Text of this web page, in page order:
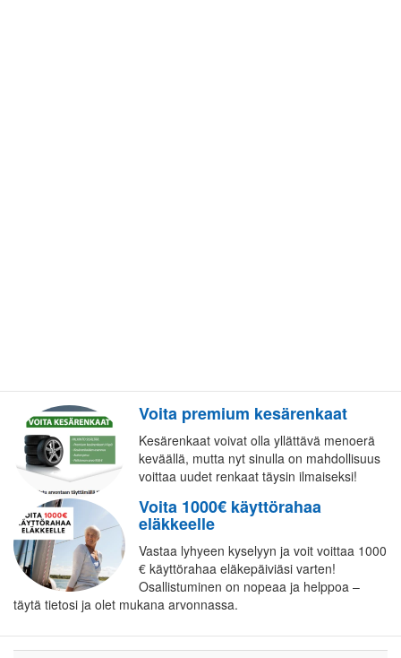
Voita premium kesärenkaat
Kesärenkaat voivat olla yllättävä menoerä
keväällä, mutta nyt sinulla on mahdollisuus
voittaa uudet renkaat täysin ilmaiseksi!
Voita 1000€ käyttörahaa
eläkkeelle
Vastaa lyhyeen kyselyyn ja voit voittaa 1000
€ käyttörahaa eläkepäiviäsi varten!
Osallistuminen on nopeaa ja helppoa –
täytä tietosi ja olet mukana arvonnassa.